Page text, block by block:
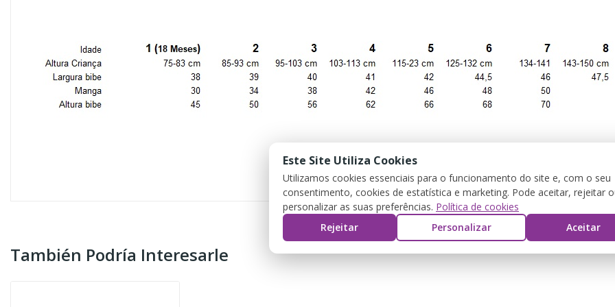
También Podría Interesarle
Este Site Utiliza Cookies
Utilizamos cookies essenciais para o funcionamento do site e, com o seu
consentimento, cookies de estatística e marketing. Pode aceitar, rejeitar
personalizar as suas preferências. Política de cookies
Rejeitar
Personalizar Aceitar